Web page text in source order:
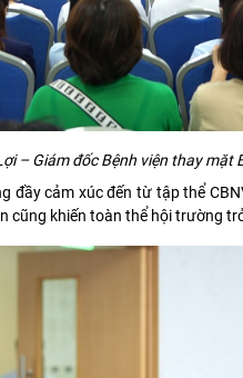
– Giám đốc Bệnh viện thay mặt
đầy cảm xúc đến từ tập thể
cũng khiến toàn thể hội trường